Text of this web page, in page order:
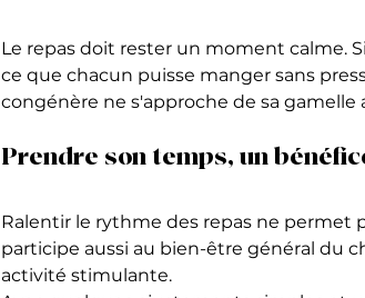
Le repas doit rester un moment calme.
ce que chacun puisse manger sans
congénère ne s'approche de sa
Prendre son temps, un
Ralentir le rythme des repas ne permet
participe aussi au bien-être général du
activité stimulante.